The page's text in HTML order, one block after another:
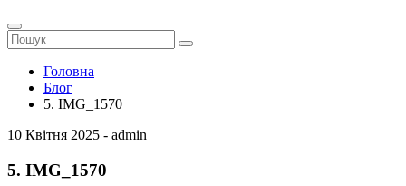
Головна
Блог
5. IMG_1570
10 Квітня 2025 - admin
5. IMG_1570